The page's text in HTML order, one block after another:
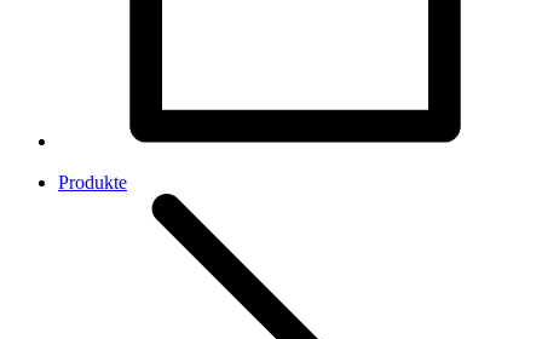
Produkte